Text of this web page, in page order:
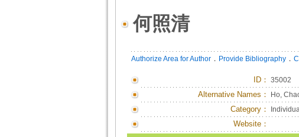
何照清
Authorize Area for Author． Provide Bibliography．
ID： 35002
Alternative Names： Ho,
Category：
Website：